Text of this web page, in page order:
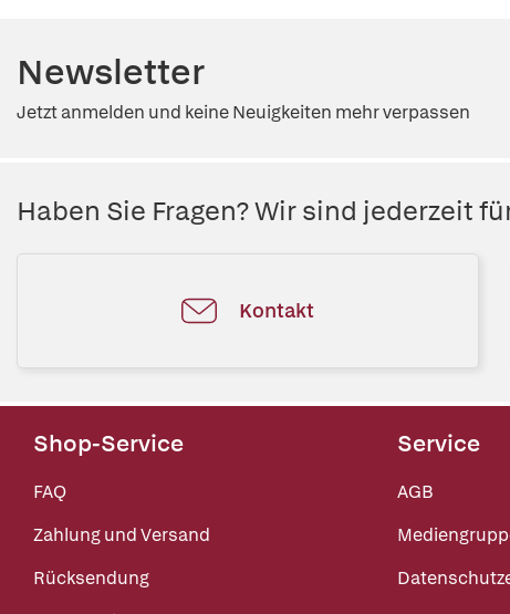
Newsletter
Jetzt anmelden und keine Neuigkeiten mehr verpassen
Haben Sie Fragen? Wir sind jederzeit
Kontakt
Shop-Service
FAQ
Zahlung und Versand
Rücksendung
Service
AGB